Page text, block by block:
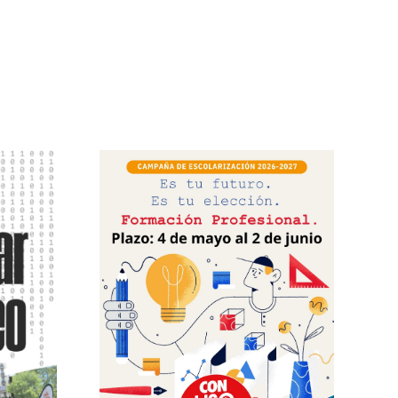
de
Papa la libertad de
las familias y la
dignidad en el
trabajo.